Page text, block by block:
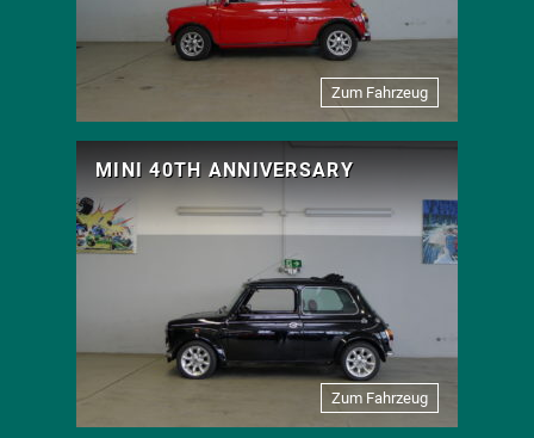
Zum Fahrzeug
MINI 40TH ANNIVERSARY
Zum Fahrzeug